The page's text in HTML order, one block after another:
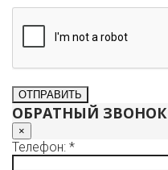
ОБРАТНЫЙ ЗВОНОК
×
Телефон: *